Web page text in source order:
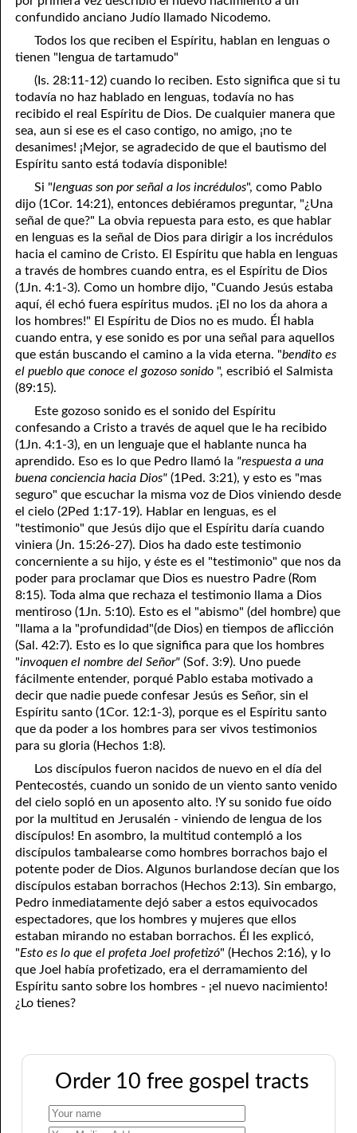
40. Fear
41. The Comforter’s Testimony
42. This is My Friend
43. Conversion
45. Songs in the Night
46. The Master’s Net
47. Trials are Opportunities
48. Receiving the Messenger
49. Seven Messages to the Seven Pastors
50. Keep Yourself Pure
94. The Spirit of Christ
95. The Blood of Christ
96. Spirit of a Serpent, Spirit of a Dove
97. Gluttony
99. Scripture Burners
100. Bleating and Lowing
confundido anciano Judío llamado Nicodemo.
Todos los que reciben el Espíritu, hablan en lenguas o
tienen "lengua de tartamudo"
(Is. 28:11-12) cuando lo reciben. Esto significa que si tu
todavía no haz hablado en lenguas, todavía no has
recibido el real Espíritu de Dios. De cualquier manera que
sea, aun si ese es el caso contigo, no amigo, ¡no te
desanimes! ¡Mejor, se agradecido de que el bautismo del
Espíritu santo está todavía disponible!
Si "lenguas son por señal a los incrédulos", como Pablo
dijo (1Cor. 14:21), entonces debiéramos preguntar, "¿Una
señal de que?" La obvia repuesta para esto, es que hablar
en lenguas es la señal de Dios para dirigir a los incrédulos
hacia el camino de Cristo. El Espíritu que habla en lenguas
a través de hombres cuando entra, es el Espíritu de Dios
(1Jn. 4:1-3). Como un hombre dijo, "Cuando Jesús estaba
aquí, él echó fuera espíritus mudos. ¡El no los da ahora a
los hombres!" El Espíritu de Dios no es mudo. Él habla
cuando entra, y ese sonido es por una señal para aquellos
que están buscando el camino a la vida eterna. "bendito es
el pueblo que conoce el gozoso sonido ", escribió el Salmista
(89:15).
Este gozoso sonido es el sonido del Espíritu
confesando a Cristo a través de aquel que le ha recibido
(1Jn. 4:1-3), en un lenguaje que el hablante nunca ha
aprendido. Eso es lo que Pedro llamó la "respuesta a una
buena conciencia hacia Dios"(1Ped. 3:21), y esto es "mas
seguro" que escuchar la misma voz de Dios viniendo desde
el cielo (2Ped 1:17-19). Hablar en lenguas, es el
"testimonio" que Jesús dijo que el Espíritu daría cuando
viniera (Jn. 15:26-27). Dios ha dado este testimonio
concerniente a su hijo, y éste es el "testimonio" que nos da
poder para proclamar que Dios es nuestro Padre (Rom
8:15). Toda alma que rechaza el testimonio llama a Dios
mentiroso (1Jn. 5:10). Esto es el "abismo" (del hombre) que
"llama a la "profundidad"(de Dios) en tiempos de aflicción
(Sal. 42:7). Esto es lo que significa para que los hombres
"invoquen el nombre del Señor" (Sof. 3:9). Uno puede
fácilmente entender, porqué Pablo estaba motivado a
decir que nadie puede confesar Jesús es Señor, sin el
Espíritu santo (1Cor. 12:1-3), porque es el Espíritu santo
que da poder a los hombres para ser vivos testimonios
para su gloria (Hechos 1:8).
Los discípulos fueron nacidos de nuevo en el día del
Pentecostés, cuando un sonido de un viento santo venido
del cielo sopló en un aposento alto. !Y su sonido fue oído
por la multitud en Jerusalén - viniendo de lengua de los
discípulos! En asombro, la multitud contempló a los
discípulos tambalearse como hombres borrachos bajo el
potente poder de Dios. Algunos burlandose decían que los
discípulos estaban borrachos (Hechos 2:13). Sin embargo,
Pedro inmediatamente dejó saber a estos equivocados
espectadores, que los hombres y mujeres que ellos
estaban mirando no estaban borrachos. Él les explicó,
"Esto es lo que el profeta Joel profetizó" (Hechos 2:16), y lo
que Joel había profetizado, era el derramamiento del
Espíritu santo sobre los hombres - ¡el nuevo nacimiento!
¿Lo tienes?
Order 10 free gospel tracts